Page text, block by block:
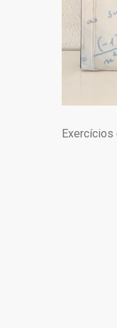
Exercícios